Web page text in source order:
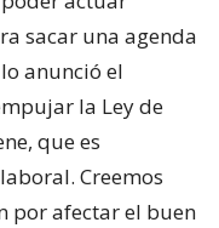
sacar una agenda
anunció el
la Ley de
que es
Creemos
por afectar el buen